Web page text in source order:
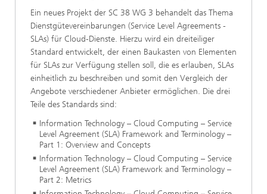
Ein neues Projekt der SC 38 WG 3 behandelt das Thema
Dienstgütevereinbarungen (Service Level Agreements -
SLAs) für Cloud-Dienste. Hierzu wird ein dreiteiliger
Standard entwickelt, der einen Baukasten von Elementen
für SLAs zur Verfügung stellen soll, die es erlauben, SLAs
einheitlich zu beschreiben und somit den Vergleich der
Angebote verschiedener Anbieter ermöglichen. Die drei
Teile des Standards sind:
Information Technology – Cloud Computing – Service
Level Agreement (SLA) Framework and Terminology –
Part 1: Overview and Concepts
Information Technology – Cloud Computing – Service
Level Agreement (SLA) Framework and Terminology –
Part 2: Metrics